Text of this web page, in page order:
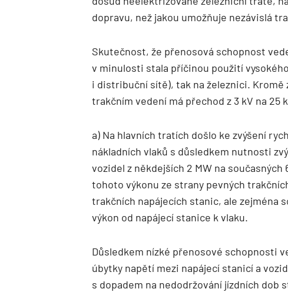
dopravu, než jakou umožňuje nezávislá
Skutečnost, že přenosová schopnost
v minulosti stala příčinou použití
i distribuční sítě), tak na železnici.
trakčním vedení má přechod z 3 kV na 25
a) Na hlavních tratích došlo ke zvýšení
nákladních vlaků s důsledkem nutnosti
vozidel z někdejších 2 MW na
tohoto výkonu ze strany pevných
trakčních napájecích stanic, ale
výkon od napájecí stanice k vlaku.
Důsledkem nízké přenosové schopnosti
úbytky napětí mezi napájecí stanicí a
s dopadem na nedodržování jízdních dob